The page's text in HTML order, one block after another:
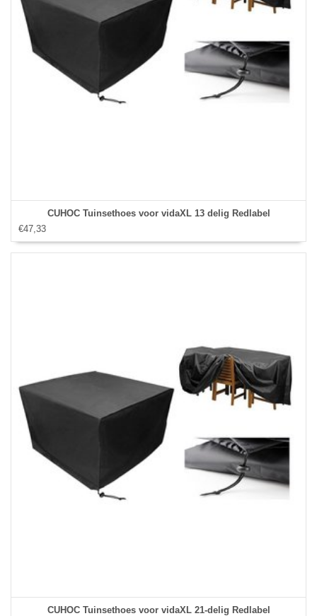
CUHOC Tuinsethoes voor vidaXL 13 delig Redlabel
€47,33
CUHOC Tuinsethoes voor vidaXL 21-delig Redlabel